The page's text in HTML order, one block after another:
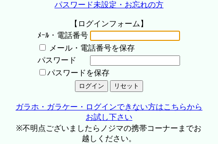
パスワード未設定・お忘れの方
【ログインフォーム】
ﾒｰﾙ・電話番号
メール・電話番号を保存
パスワード
パスワードを保存
ガラホ・ガラケー・ログインできない方はこちらから
お試し下さい
※不明点ございましたらノジマの携帯コーナーまでお
越しください。